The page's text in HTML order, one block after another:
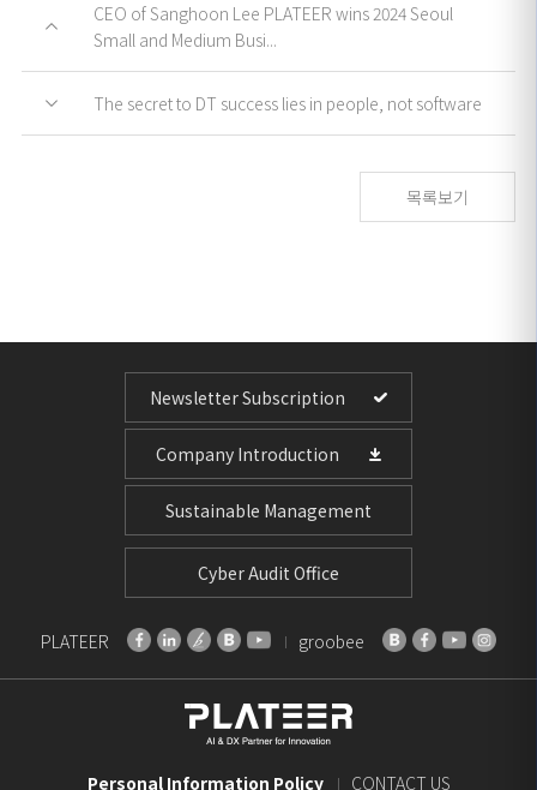
CEO of Sanghoon Lee PLATEER wins 2024 Seoul
Small and Medium Busi...
The secret to DT success lies in people, not software
목록보기
Newsletter Subscription
Company Introduction
Sustainable Management
Cyber Audit Office
PLATEER groobee
Personal Information Policy CONTACT US